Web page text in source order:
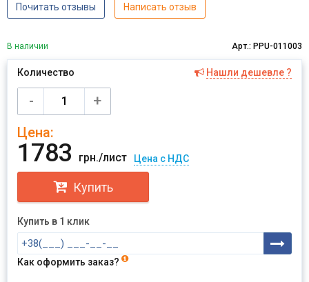
Почитать отзывы Написать отзыв
В наличии Арт.: PPU-011003
Количество Нашли дешевле ?
-
+
Цена:
1783 грн./лист Цена с НДС
Купить
Купить в 1 клик
Как оформить заказ?